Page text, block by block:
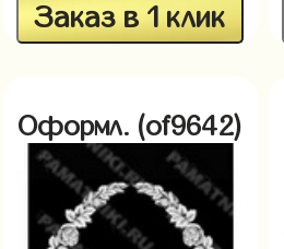
Заказ в 1 клик
Оформл. (of9642)